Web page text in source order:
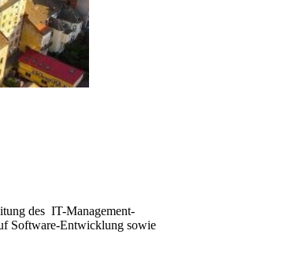
des IT-Management-
Software-Entwicklung sowie